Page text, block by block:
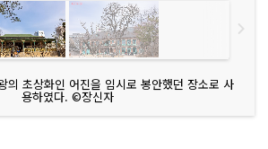
의 초상화인 어진을 임시로 봉안했던 장소로 사
용하였다. ©장신자